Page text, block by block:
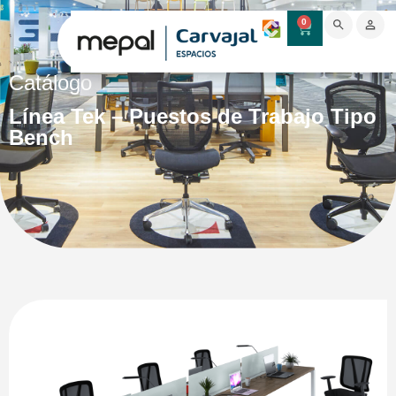
0
Catálogo
Línea Tek – Puestos de Trabajo Tipo
Bench